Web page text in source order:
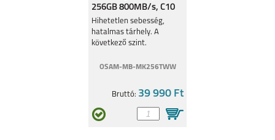
256GB 800MB/s, C10
V30, U3 90MB/s
Hihetetlen sebesség,
hatalmas tárhely. A
következő szint.
OSAM-MB-MK256TWW
Bruttó: 39 990 Ft